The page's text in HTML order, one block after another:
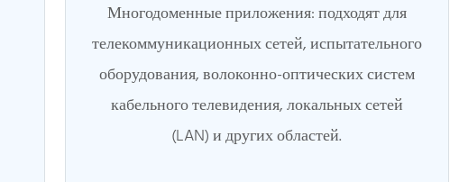
Многодоменные приложения: подходят для
телекоммуникационных сетей, испытательного
оборудования, волоконно-оптических систем
кабельного телевидения, локальных сетей
(LAN) и других областей.